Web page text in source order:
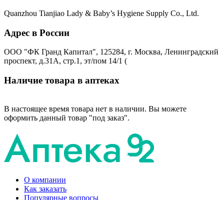
Quanzhou Tianjiao Lady & Baby’s Hygiene Supply Co., Ltd.
Адрес в России
ООО "ФК Гранд Капитал", 125284, г. Москва, Ленинградский
проспект, д.31А, стр.1, эт/пом 14/1 (
Наличие товара в аптеках
В настоящее время товара нет в наличии. Вы можете
оформить данный товар "под заказ".
О компании
Как заказать
Популярные вопросы